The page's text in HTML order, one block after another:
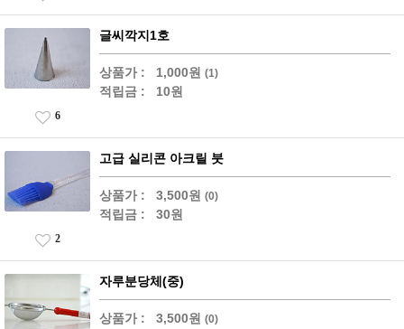
글씨깍지1호
상품가 : 1,000원 (1)
적립금 : 10원
6
고급 실리콘 아크릴 붓
상품가 : 3,500원 (0)
적립금 : 30원
2
자루분당체(중)
상품가 : 3,500원 (0)